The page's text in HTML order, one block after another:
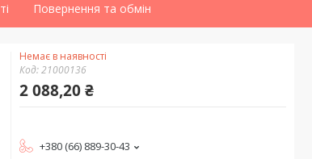
Повернення та обмін
Немає в наявності
Код:21000136
2 088,20 ₴
+380 (66) 889-30-43